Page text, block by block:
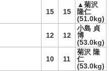
15 15
▲菊沢
隆仁
(51.0kg)
12 12
小島 貞
博
(53.0kg)
10 11
菊沢 隆
仁
(53.0kg)